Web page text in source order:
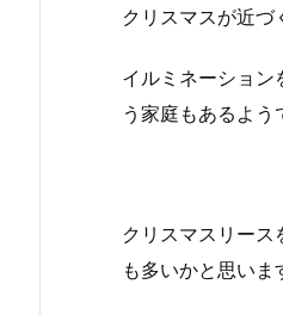
クリスマスが近づ
イルミネーション
う家庭もあるよう
クリスマスリース
も多いかと思いま